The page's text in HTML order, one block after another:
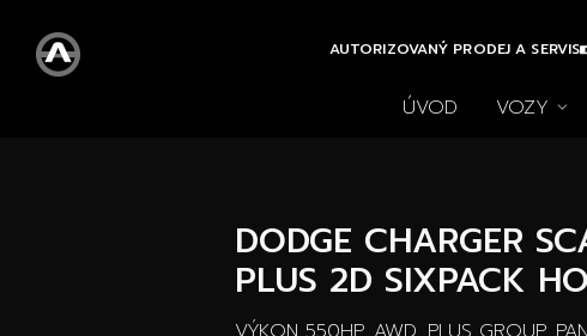
AUTORIZOVANÝ PRODEJ A SERVIS
ÚVOD
VOZY
DODGE CHARGER
PLUS 2D SIXPACK